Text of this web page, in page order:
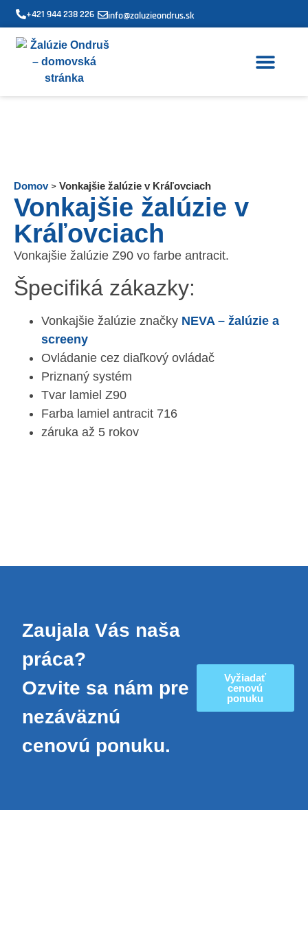
+421 944 238 226 info@zaluzieondrus.sk
Domov> Vonkajšie žalúzie v Kráľovciach
Vonkajšie žalúzie v
Kráľovciach
Vonkajšie žalúzie Z90 vo farbe antracit.
Špecifiká zákazky:
Vonkajšie žalúzie značky NEVA – žalúzie a
screeny
Ovládanie cez diaľkový ovládač
Priznaný systém
Tvar lamiel Z90
Farba lamiel antracit 716
záruka až 5 rokov
Zaujala Vás naša
práca?
Ozvite sa nám pre
nezáväznú
cenovú ponuku.
Vyžiadať
cenovú
ponuku